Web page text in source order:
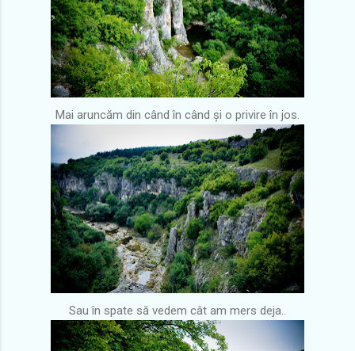
Mai aruncăm din când în când și o privire în jos.
Sau în spate să vedem cât am mers deja..